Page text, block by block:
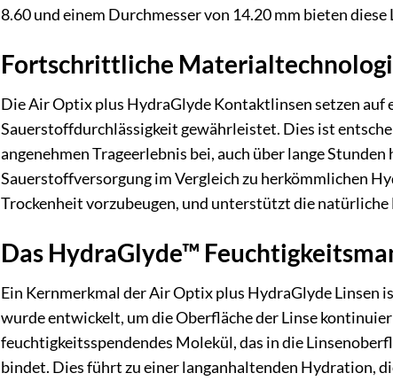
8.60 und einem Durchmesser von 14.20 mm bieten
Fortschrittliche
Die Air Optix plus HydraGlyde Kontaktlinsen setzen
Sauerstoffdurchlässigkeit gewährleistet. Dies ist
angenehmen Trageerlebnis bei, auch über lange
Sauerstoffversorgung im Vergleich zu herkömmlichen
Trockenheit vorzubeugen, und unterstützt die natürliche
Das HydraGlyde™
Ein Kernmerkmal der Air Optix plus HydraGlyde
wurde entwickelt, um die Oberfläche der Linse
feuchtigkeitsspendendes Molekül, das in die
bindet. Dies führt zu einer langanhaltenden Hydration,